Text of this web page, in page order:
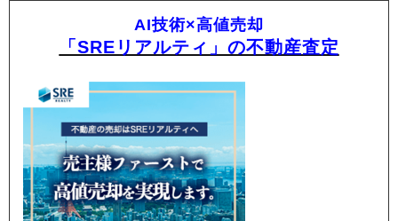
AI技術×高値売却
「SREリアルティ」の不動産査定